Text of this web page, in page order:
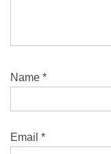
Name *
Email *